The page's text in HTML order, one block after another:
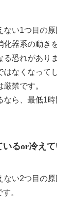
い1つ目の原
化器系の動き
恐れがありま
はなくなって
禁です。
なら、最低1
いるor冷えて
ない2つ目の
。